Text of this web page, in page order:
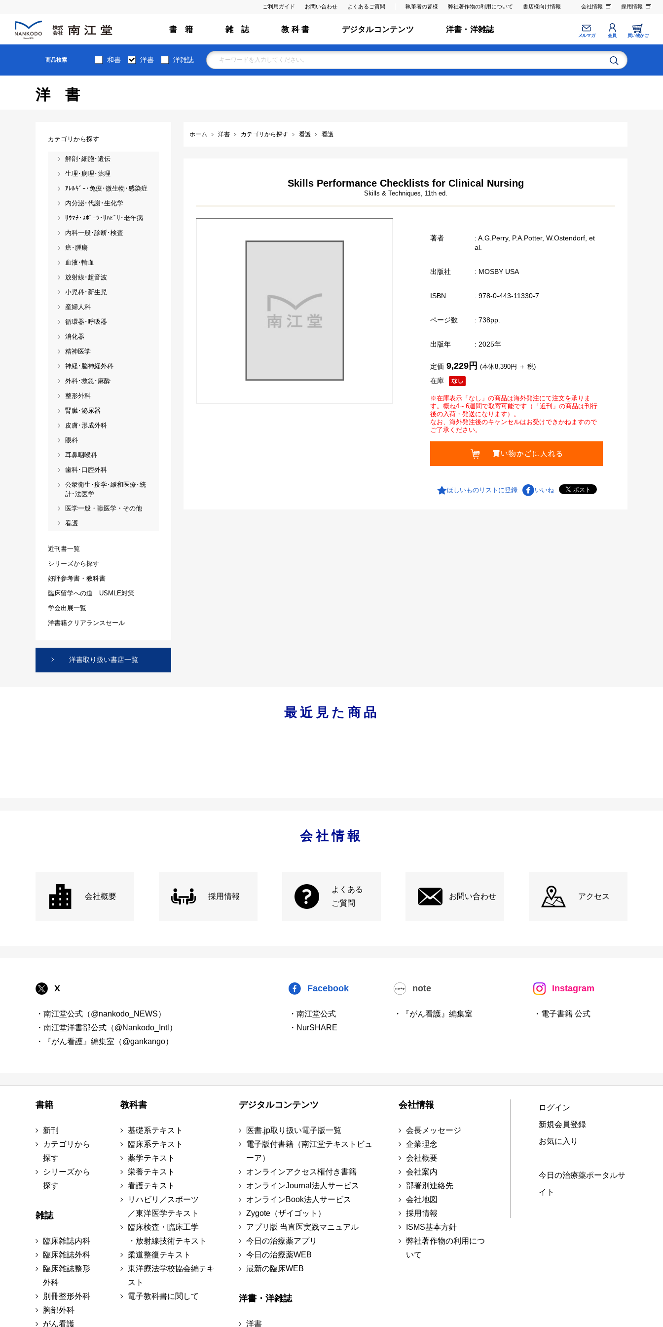
ご利用ガイド お問い合わせ よくあるご質問 執筆者の皆様 弊社著作物の利用について 書店様向け情報 会社情報 採用情報
書 籍 雑 誌 教 科 書 デジタルコンテンツ 洋書・洋雑誌
メルマガ 会員 買い物かご
商品検索 和書 洋書 洋雑誌
洋書
ホーム 洋書 カテゴリから探す 看護 看護
Skills Performance Checklists for Clinical Nursing
Skills & Techniques, 11th ed.
著者
: A.G.Perry, P.A.Potter, W.Ostendorf, et
al.
出版社 : MOSBY USA
ISBN : 978-0-443-11330-7
ページ数 : 738pp.
出版年 : 2025年
在庫
定価 9,229円 (本体8,390円 ＋ 税)
※在庫表示「なし」の商品は海外発注にて注文を承りま
す。概ね4～6週間で取寄可能です（「近刊」の商品は刊行
後の入荷・発送になります）。
なお、海外発注後のキャンセルはお受けできかねますので
ご了承ください。
ほしいものリストに登録 いいね
カテゴリから探す
解剖･細胞･遺伝
生理･病理･薬理
ｱﾚﾙｷﾞｰ･免疫･微生物･感染症
内分泌･代謝･生化学
ﾘｳﾏﾁ･ｽﾎﾟｰﾂ･ﾘﾊﾋﾞﾘ･老年病
内科一般･診断･検査
癌･腫瘍
血液･輸血
放射線･超音波
小児科･新生児
産婦人科
循環器･呼吸器
消化器
精神医学
神経･脳神経外科
外科･救急･麻酔
整形外科
腎臓･泌尿器
皮膚･形成外科
眼科
耳鼻咽喉科
歯科･口腔外科
公衆衛生･疫学･緩和医療･統
計･法医学
医学一般・獣医学・その他
看護
近刊書一覧
シリーズから探す
好評参考書・教科書
臨床留学への道 USMLE対策
学会出展一覧
洋書籍クリアランスセール
洋書取り扱い書店一覧
最近見た商品
会社情報
会社概要 採用情報
よくある
ご質問
お問い合わせ アクセス
X
・南江堂公式（@nankodo_NEWS）
・南江堂洋書部公式（@Nankodo_Intl）
・『がん看護』編集室（@gankango）
Facebook
・南江堂公式
・NurSHARE
note
・『がん看護』編集室
Instagram
・電子書籍 公式
書籍
新刊
カテゴリから
探す
シリーズから
探す
雑誌
臨床雑誌内科
臨床雑誌外科
臨床雑誌整形
外科
別冊整形外科
胸部外科
がん看護
教科書
基礎系テキスト
臨床系テキスト
薬学テキスト
栄養テキスト
看護テキスト
リハビリ／スポーツ
／東洋医学テキスト
臨床検査・臨床工学
・放射線技術テキスト
柔道整復テキスト
東洋療法学校協会編テキ
スト
電子教科書に関して
デジタルコンテンツ
医書.jp取り扱い電子版一覧
電子版付書籍（南江堂テキストビュ
ーア）
オンラインアクセス権付き書籍
オンラインJournal法人サービス
オンラインBook法人サービス
Zygote（ザイゴット）
アプリ版 当直医実践マニュアル
今日の治療薬アプリ
今日の治療薬WEB
最新の臨床WEB
洋書・洋雑誌
洋書
会社情報
会長メッセージ
企業理念
会社概要
会社案内
部署別連絡先
会社地図
採用情報
ISMS基本方針
弊社著作物の利用につ
いて
ログイン
新規会員登録
お気に入り
今日の治療薬ポータルサ
イト